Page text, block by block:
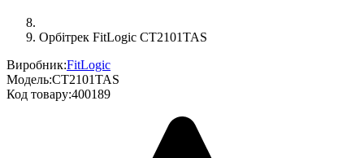
Орбітрек FitLogic CT2101TAS
Виробник:FitLogic
Модель:CT2101TAS
Код товару:400189